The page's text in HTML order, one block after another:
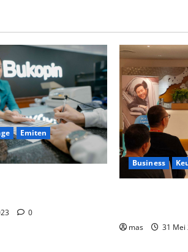
Emiten
0
Business
mas 31 Mei